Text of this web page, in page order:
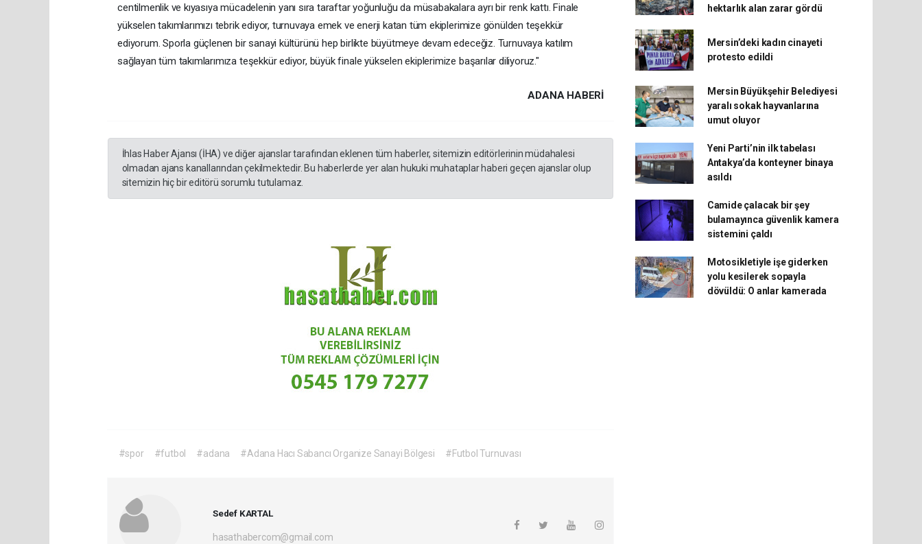
centilmenlik ve kıyasıya mücadelenin yanı sıra taraftar yoğunluğu da müsabakalara ayrı bir renk kattı. Finale
yükselen takımlarımızı tebrik ediyor, turnuvaya emek ve enerji katan tüm ekiplerimize gönülden teşekkür
ediyorum. Sporla güçlenen bir sanayi kültürünü hep birlikte büyütmeye devam edeceğiz. Turnuvaya katılım
sağlayan tüm takımlarımıza teşekkür ediyor, büyük finale yükselen ekiplerimize başarılar diliyoruz."
ADANA HABERİ
İhlas Haber Ajansı (İHA) ve diğer ajanslar tarafından eklenen tüm haberler, sitemizin editörlerinin müdahalesi
olmadan ajans kanallarından çekilmektedir. Bu haberlerde yer alan hukuki muhataplar haberi geçen ajanslar olup
sitemizin hiç bir editörü sorumlu tutulamaz.
#spor #futbol #adana #Adana Hacı Sabancı Organize Sanayi Bölgesi #Futbol Turnuvası
Sedef KARTAL
hasathabercom@gmail.com
hektarlık alan zarar gördü
Mersin’deki kadın cinayeti
protesto edildi
Mersin Büyükşehir Belediyesi
yaralı sokak hayvanlarına
umut oluyor
Yeni Parti’nin ilk tabelası
Antakya’da konteyner binaya
asıldı
Camide çalacak bir şey
bulamayınca güvenlik kamera
sistemini çaldı
Motosikletiyle işe giderken
yolu kesilerek sopayla
dövüldü: O anlar kamerada